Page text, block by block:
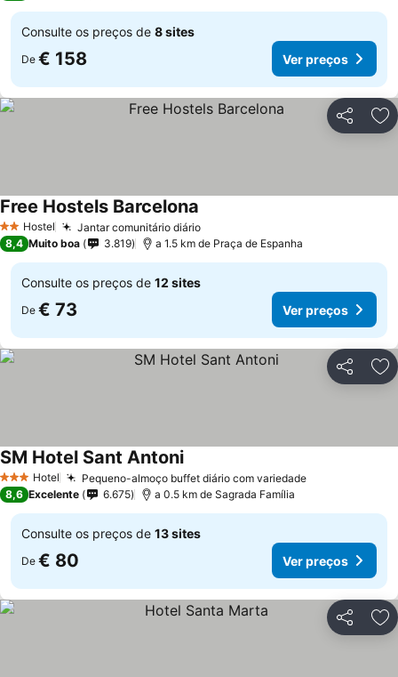
Consulte os preços de 8 sites
De € 158 Ver preços
Partilhar
2 Estrelas
Hostel Jantar comunitário diárioVer preços
Free Hostels Barcelona
8,4 Muito boa 3.819 a 1.5 km de Praça de Espanha
Consulte os preços de 12 sites
De € 73 Ver preços
Partilhar
3 EstrelasHotel Pequeno-almoço buffet diário com variedadeVer preços
SM Hotel Sant AntoniVer preços
8,6 Excelente 6.675 a 0.5 km de Sagrada Família
Consulte os preços de 13 sites
De € 80 Ver preços
Partilhar